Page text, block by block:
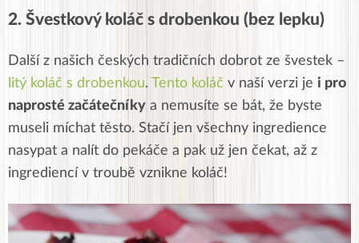
2. Švestkový koláč s drobenkou (bez lepku)
Další z našich českých tradičních dobrot ze švestek –
litý koláč s drobenkou. Tento koláč v naší verzi je i pro
naprosté začátečníky a nemusíte se bát, že byste
museli míchat těsto. Stačí jen všechny ingredience
nasypat a nalít do pekáče a pak už jen čekat, až z
ingrediencí v troubě vznikne koláč!